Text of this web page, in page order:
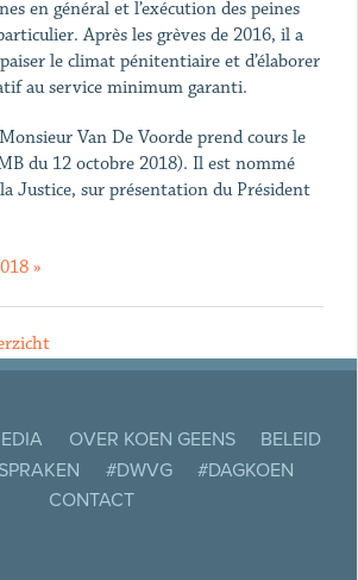
en général et l’exécution des peines
Après les grèves de 2016, il a
le climat pénitentiaire et d’élaborer
au service minimum garanti.
Van De Voorde prend cours le
du 12 octobre 2018). Il est nommé
Justice, sur présentation du Président
»
OVER KOEN GEENS
BELEID
#DWVG
#DAGKOEN
CONTACT